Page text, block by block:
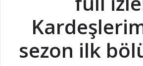
sezon ilk